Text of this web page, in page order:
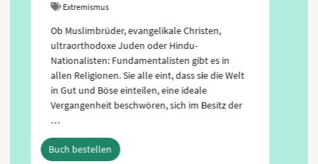
Extremismus
Ob Muslimbrüder, evangelikale Christen,
ultraorthodoxe Juden oder Hindu-
Nationalisten: Fundamentalisten gibt es in
allen Religionen. Sie alle eint, dass sie die Welt
in Gut und Böse einteilen, eine ideale
Vergangenheit beschwören, sich im Besitz der
…
Buch bestellen